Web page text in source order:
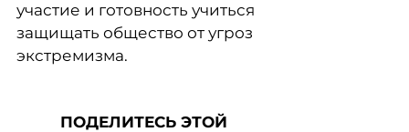
участие и готовность учиться
защищать общество от угроз
экстремизма.
ПОДЕЛИТЕСЬ ЭТОЙ